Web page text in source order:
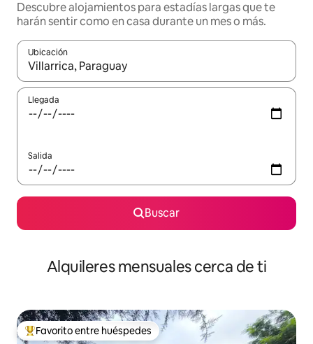
Descubre alojamientos para estadías largas que te
harán sentir como en casa durante un mes o más.
Ubicación
Cuando los resultados estén disponibles, navega con las
Llegada
Salida
Buscar
Alquileres mensuales cerca de ti
Favorito entre huéspedes preferido
Favorito entre huéspedes